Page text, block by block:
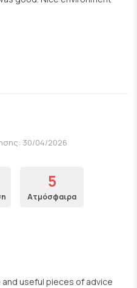
30/04/2026
5
Ατμόσφαιρα
useful pieces of advice